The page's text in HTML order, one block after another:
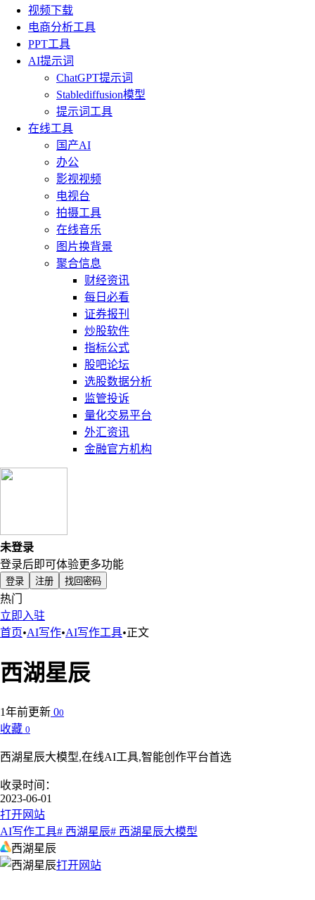
视频下载
电商分析工具
PPT工具
AI提示词
ChatGPT提示词
Stablediffusion模型
提示词工具
在线工具
国产AI
办公
影视视频
电视台
拍摄工具
在线音乐
图片换背景
聚合信息
财经资讯
每日必看
证券报刊
炒股软件
指标公式
股吧论坛
选股数据分析
监管投诉
量化交易平台
外汇资讯
金融官方机构
未登录
登录后即可体验更多功能
登录 注册 找回密码
热门
立即入驻
首页•AI写作•AI写作工具•正文
西湖星辰
1年前更新 00
收藏 0
西湖星辰大模型,在线AI工具,智能创作平台首选
收录时间：
2023-06-01
打开网站
AI写作工具# 西湖星辰# 西湖星辰大模型
西湖星辰
打开网站